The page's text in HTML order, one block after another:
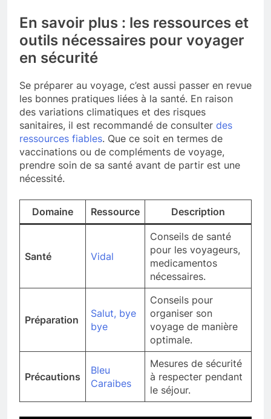
En savoir plus : les ressources et
outils nécessaires pour voyager
en sécurité
Se préparer au voyage, c’est aussi passer en revue
les bonnes pratiques liées à la santé. En raison
des variations climatiques et des risques
sanitaires, il est recommandé de consulter des
ressources fiables. Que ce soit en termes de
vaccinations ou de compléments de voyage,
prendre soin de sa santé avant de partir est une
nécessité.
Domaine Ressource Description
Santé Vidal
Conseils de santé
pour les voyageurs,
medicamentos
nécessaires.
Préparation
Salut, bye
bye
Conseils pour
organiser son
voyage de manière
optimale.
Précautions
Bleu
Caraibes
Mesures de sécurité
à respecter pendant
le séjour.